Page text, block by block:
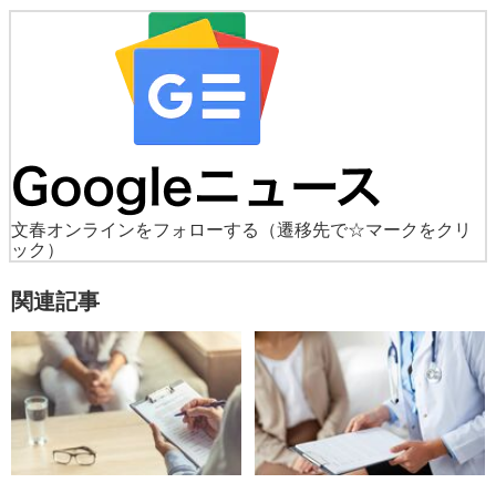
文春オンラインをフォローする
（遷移先で☆マークをクリ
ック）
関連記事